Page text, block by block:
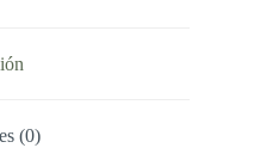
(0)